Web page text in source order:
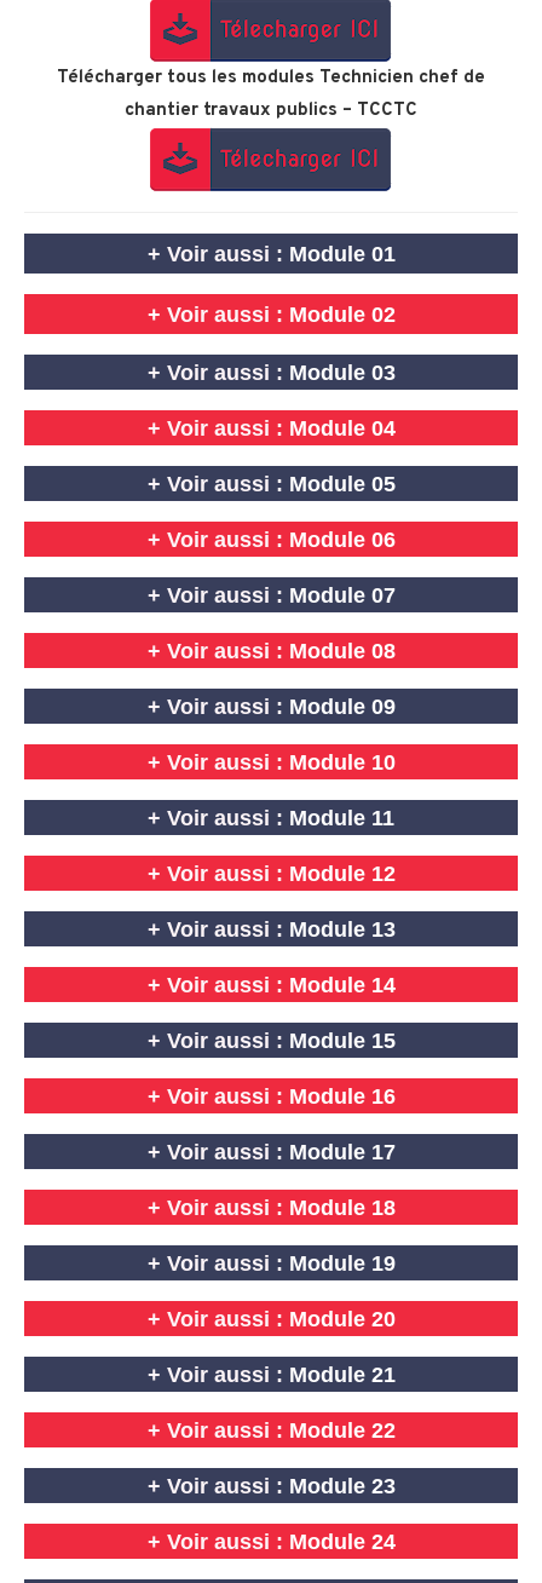
Télécharger tous les modules Technicien chef de
chantier travaux publics – TCCTC
+ Voir aussi : Module 01
+ Voir aussi : Module 02
+ Voir aussi : Module 03
+ Voir aussi : Module 04
+ Voir aussi : Module 05
+ Voir aussi : Module 06
+ Voir aussi : Module 07
+ Voir aussi : Module 08
+ Voir aussi : Module 09
+ Voir aussi : Module 10
+ Voir aussi : Module 11
+ Voir aussi : Module 12
+ Voir aussi : Module 13
+ Voir aussi : Module 14
+ Voir aussi : Module 15
+ Voir aussi : Module 16
+ Voir aussi : Module 17
+ Voir aussi : Module 18
+ Voir aussi : Module 19
+ Voir aussi : Module 20
+ Voir aussi : Module 21
+ Voir aussi : Module 22
+ Voir aussi : Module 23
+ Voir aussi : Module 24